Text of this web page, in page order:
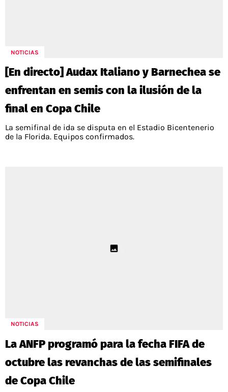
NOTICIAS
[En directo] Audax Italiano y Barnechea se
enfrentan en semis con la ilusión de la
final en Copa Chile
La semifinal de ida se disputa en el Estadio Bicentenerio
de la Florida. Equipos confirmados.
NOTICIAS
La ANFP programó para la fecha FIFA de
octubre las revanchas de las semifinales
de Copa Chile